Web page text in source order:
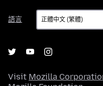
語言
語
言
Visit Mozilla